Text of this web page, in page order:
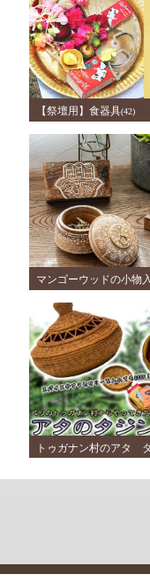
【祭壇用】食器具(42)
マンゴーウッドの小物
トゥガナン村のアタ